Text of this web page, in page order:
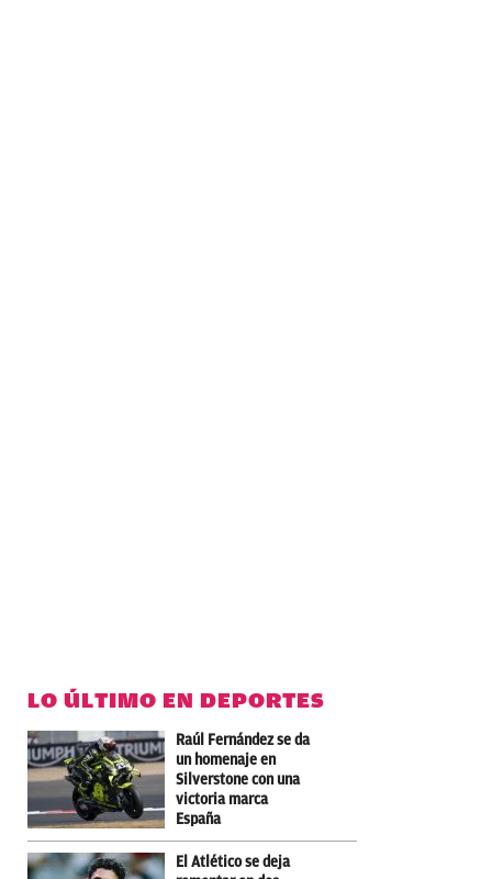
LO ÚLTIMO EN DEPORTES
Raúl Fernández se da
un homenaje en
Silverstone con una
victoria marca
España
El Atlético se deja